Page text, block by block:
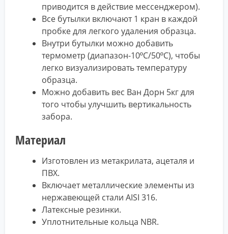
приводится в действие мессенджером).
Все бутылки включают 1 кран в каждой
пробке для легкого удаления образца.
Внутри бутылки можно добавить
термометр (диапазон-10ºC/50ºC), чтобы
легко визуализировать температуру
образца.
Можно добавить вес Ван Дорн 5кг для
того чтобы улучшить вертикальность
забора.
Материал
Изготовлен из метакрилата, ацеталя и
ПВХ.
Включает металлические элементы из
нержавеющей стали AISI 316.
Латексные резинки.
Уплотнительные кольца NBR.